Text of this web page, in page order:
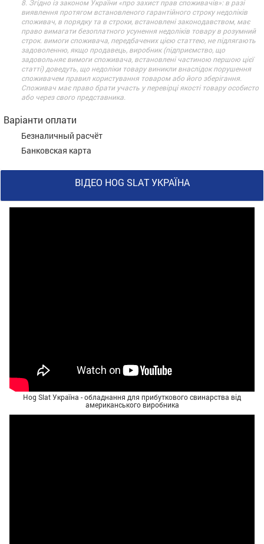
8. Згідно із законом України «про захист прав споживачів»: в разі
виявлення протягом встановленого гарантійного строку недоліків
споживач, в порядку та в строки, встановлені законодавством, має
право вимагати безоплатного усунення недоліків товару в розумний
строк. вимоги споживача, передбачених цією статтею, не підлягають
задоволенню, якщо продавець, виробник (підприємство, що
задовольняє вимоги споживача, встановлені частиною першою цієї
статті) доведуть, що недоліки товару виникли внаслідок порушення
споживачем правил користування товаром або його зберігання.
Споживач має право брати участь у перевірці якості товару особисто
або через свого представника.
Варіанти оплати
Безналичный расчёт
Банковская карта
ВІДЕО HOG SLAT УКРАЇНА
Hog Slat Україна - обладнання для прибуткового свинарства від
американського виробника